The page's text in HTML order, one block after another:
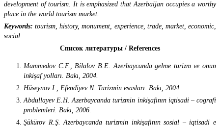
development of tourism. It is emphasized that Azerbaijan occupies a worthy
place in the world tourism market.
Keywords: tourism, history, monument, experience, trade, market, economic,
social.
Список литературы / References
Mammedov C.F., Bilalov B.E. Azerbaycanda gelme turizm ve onun
inkişaf yolları. Bakı, 2004.
Hüseynov I., Efendiyev N. Turizmin esasları. Bakı, 2004.
Abdullayev E.H. Azerbaycanda turizmin inkişafının iqtisadi – cografi
problemleri. Bakı, 2006.
Şükürov R.Ş. Azerbaycanda turizmin inkişafının sosial – iqtisadi e